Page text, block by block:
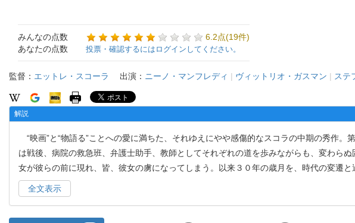
みんなの点数
6.2点(19件)
あなたの点数
投票・確認するにはログインしてください。
監督： エットレ・スコーラ 出演： ニーノ・マンフレディ | ヴィットリオ・ガスマン | ステ
解説
“映画”と“物語る”ことへの愛に満ちた、それゆえにやや感傷的なスコラの中期の秀作
は戦後、病院の救急班、弁護士助手、教師としてそれぞれの道を歩みながらも、変わら
女が彼らの前に現れ、皆、彼女の虜になってしまう。以来３０年の歳月を、時代の変遷と
全文表示